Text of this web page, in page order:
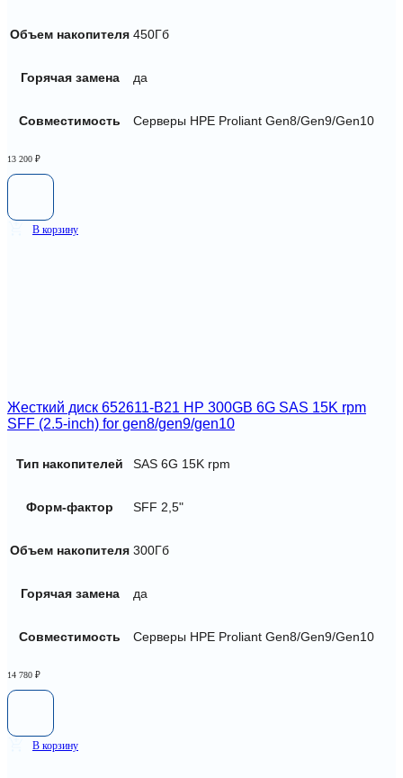
Объем накопителя 450Гб
Горячая замена да
Совместимость Серверы HPE Proliant Gen8/Gen9/Gen10
13 200 ₽
В корзину
Жесткий диск 652611-B21 HP 300GB 6G SAS 15K rpm
SFF (2.5-inch) for gen8/gen9/gen10
Тип накопителей SAS 6G 15K rpm
Форм-фактор SFF 2,5"
Объем накопителя 300Гб
Горячая замена да
Совместимость Серверы HPE Proliant Gen8/Gen9/Gen10
14 780 ₽
В корзину